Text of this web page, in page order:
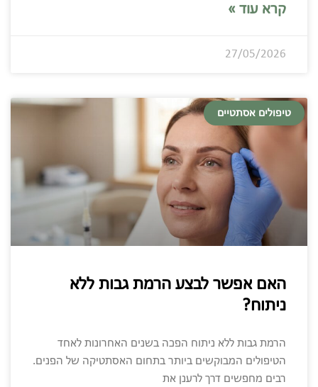
קרא עוד »
27/05/2026
טיפולים אסתטיים
האם אפשר לבצע הרמת גבות ללא
ניתוח?
הרמת גבות ללא ניתוח הפכה בשנים האחרונות לאחד
הטיפולים המבוקשים ביותר בתחום האסתטיקה של הפנים.
רבים מחפשים דרך לרענן את